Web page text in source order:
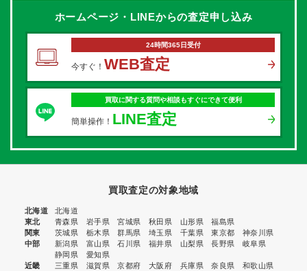
ホームページ・LINEからの査定申し込み
24時間365日受付
今すぐ！ WEB査定
買取に関する質問や相談もすぐにできて便利
簡単操作！ LINE査定
買取査定の対象地域
北海道
北海道
東北
青森県 岩手県 宮城県 秋田県 山形県
福島県
関東
茨城県 栃木県 群馬県 埼玉県 千葉県 東京都
神奈川県
中部
新潟県 富山県 石川県 福井県 山梨県 長野県
岐阜県
静岡県
愛知県
近畿
三重県 滋賀県 京都府 大阪府 兵庫県 奈良県
和歌山県